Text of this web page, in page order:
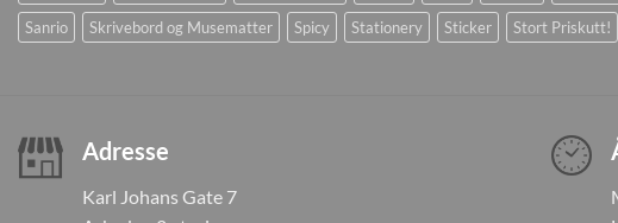
Sanrio
Skrivebord og Musematter Spicy Stationery Sticker Stort Priskutt!
Adresse
Karl Johans Gate 7